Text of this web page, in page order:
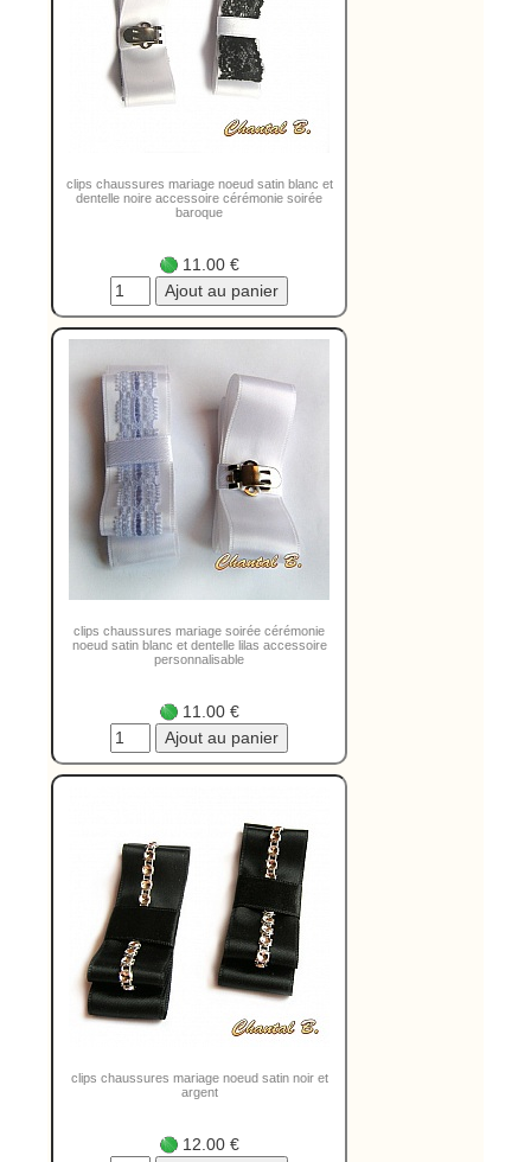
clips chaussures mariage noeud satin blanc et
dentelle noire accessoire cérémonie soirée
baroque
11.00 €
clips chaussures mariage soirée cérémonie
noeud satin blanc et dentelle lilas accessoire
personnalisable
11.00 €
clips chaussures mariage noeud satin noir et
argent
12.00 €